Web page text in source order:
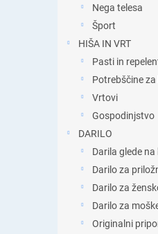
Nega telesa
Šport
HIŠA IN VRT
Pasti in
Potrebščine
Vrtovi
Gospodinjstvo
DARILO
Darila glede na
Darilo za
Darilo za
Darilo za
Originalni